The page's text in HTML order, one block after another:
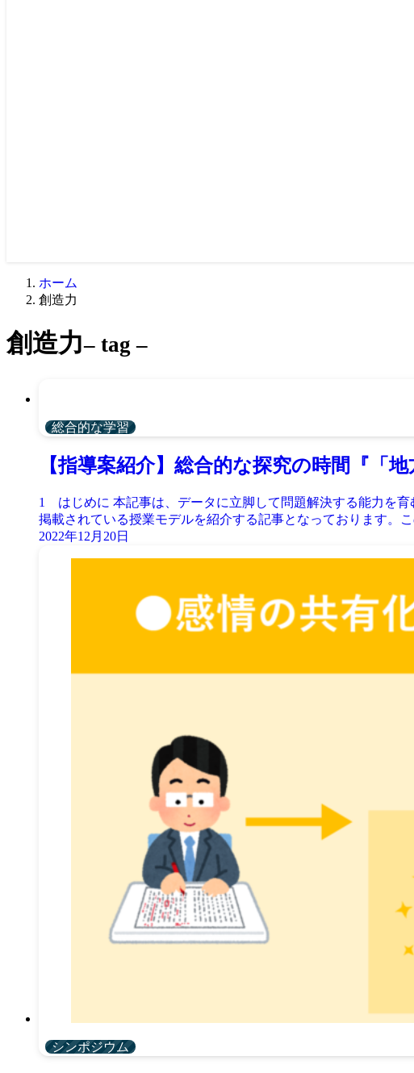
ホーム
創造力
創造力– tag –
総合的な学習
【指導案紹介】総合的な探究の時間『「
1 はじめに 本記事は、データに立脚して問題解決する能力を育
掲載されている授業モデルを紹介する記事となっております。
2022年12月20日
シンポジウム